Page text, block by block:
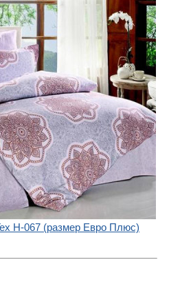
H-067 (размер Евро Плюс)